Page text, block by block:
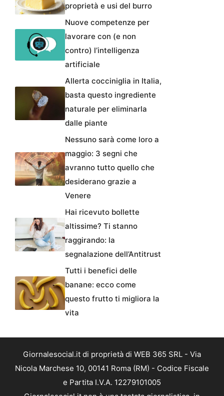
proprietà e usi del burro
Nuove competenze per
lavorare con (e non
contro) l’intelligenza
artificiale
Allerta cocciniglia in Italia,
basta questo ingrediente
naturale per eliminarla
dalle piante
Nessuno sarà come loro a
maggio: 3 segni che
avranno tutto quello che
desiderano grazie a
Venere
Hai ricevuto bollette
altissime? Ti stanno
raggirando: la
segnalazione dell’Antitrust
Tutti i benefici delle
banane: ecco come
questo frutto ti migliora la
vita
Giornalesocial.it di proprietà di WEB 365 SRL - Via
Nicola Marchese 10, 00141 Roma (RM) - Codice Fiscale
e Partita I.V.A. 12279101005